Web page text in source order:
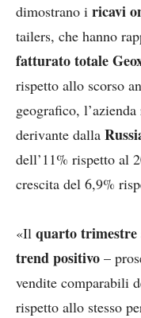
dimostrano i ricavi
tailers, che hanno
fatturato totale
rispetto allo scorso
geografico,
derivante dalla
dell’11% rispetto al
crescita del 6,9%
«Il quarto trimestre
trend positivo –
vendite comparabili
rispetto allo stesso